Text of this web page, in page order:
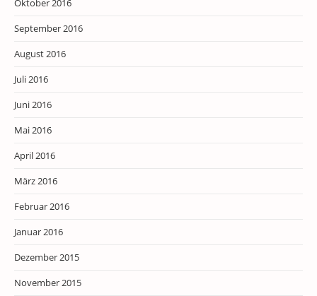
September 2016
August 2016
Juli 2016
Juni 2016
Mai 2016
April 2016
März 2016
Februar 2016
Januar 2016
Dezember 2015
November 2015